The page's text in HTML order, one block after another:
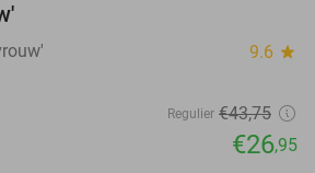
9.6 star
Regulier €43,75
€26,95